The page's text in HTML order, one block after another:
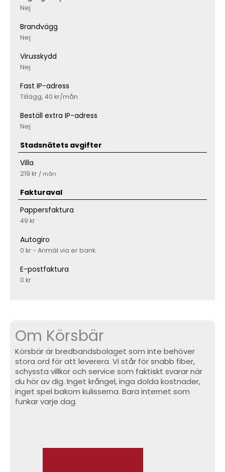
Nej
Brandvägg
Nej
Virusskydd
Nej
Fast IP-adress
Tillägg, 40 kr/mån
Beställ extra IP-adress
Nej
Stadsnätets avgifter
Villa
219 kr/ mån
Fakturaval
Pappersfaktura
49 kr
Autogiro
0 kr - Anmäl via er bank
E-postfaktura
0 kr
Om Körsbär
Körsbär är bredbandsbolaget som inte behöver
stora ord för att leverera. Vi står för snabb fiber,
schyssta villkor och service som faktiskt svarar när
du hör av dig. Inget krångel, inga dolda kostnader,
inget spel bakom kulisserna. Bara internet som
funkar varje dag.